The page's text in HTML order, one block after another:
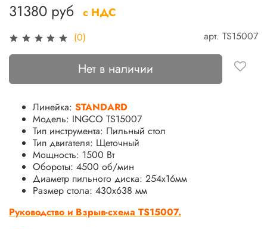
(0) арт. TS15007
31380 руб с НДС
Нет в наличии
Линейка: STANDARD
Модель: INGCO TS15007
Тип инструмента: Пильный стол
Тип двигателя: Щеточный
Мощность: 1500 Вт
Обороты: 4500 об/мин
Диаметр пильного диска: 254х16мм
Размер стола: 430x638 мм
Руководство и Взрыв-схема TS15007.